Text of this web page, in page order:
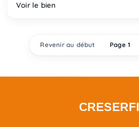
Voir le bien
Revenir au début Page 1
CRESERFI